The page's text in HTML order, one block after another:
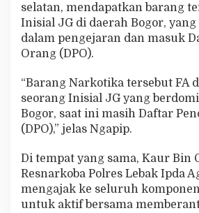
selatan, mendapatkan barang
Inisial JG di daerah Bogor,
dalam pengejaran dan masuk
Orang (DPO).
“Barang Narkotika tersebut FA
seorang Inisial JG yang
Bogor, saat ini masih Daftar
(DPO),” jelas Ngapip.
Di tempat yang sama, Kaur Bin
Resnarkoba Polres Lebak Ipda
mengajak ke seluruh
untuk aktif bersama